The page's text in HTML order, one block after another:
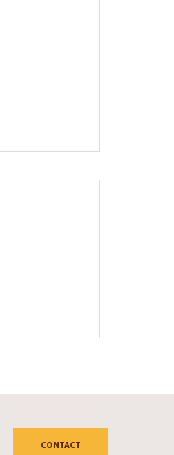
CONTACT